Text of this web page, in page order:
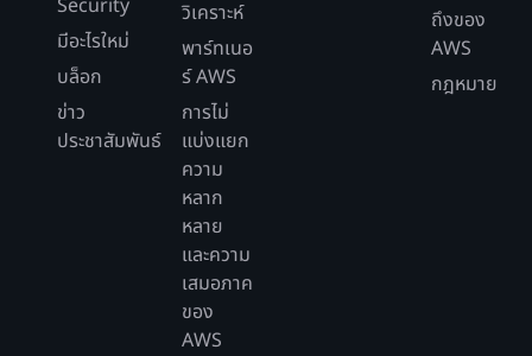
มีอะไรใหม่
บล็อก
ข่าว
ประชาสัมพันธ์
วิเคราะห์
พาร์ทเนอ
ร์ AWS
การไม่
แบ่งแยก
ความ
หลาก
หลาย
และความ
เสมอภาค
ของ
AWS
ถึงของ
AWS
กฎหมาย